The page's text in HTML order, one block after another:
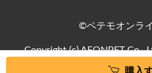
©ペテモオンラ
Copyright (c) AEONPET Co.,
購入